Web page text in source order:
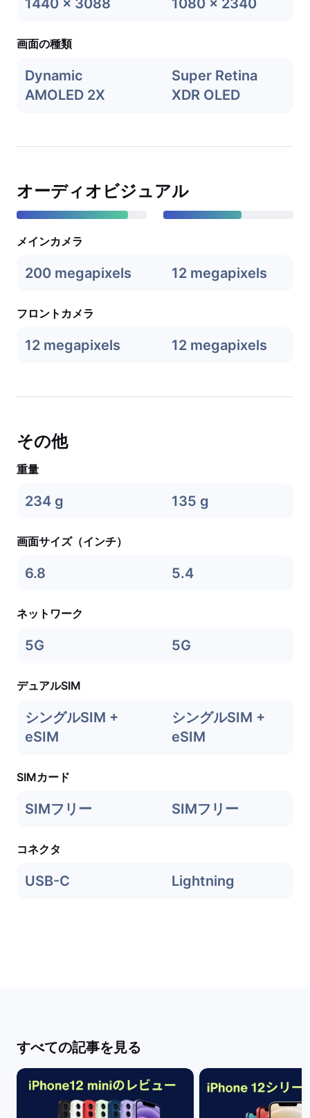
1440 x 3088 1080 x 2340
画面の種類
Dynamic
AMOLED 2X
Super Retina
XDR OLED
オーディオビジュアル
メインカメラ
200 megapixels 12 megapixels
フロントカメラ
12 megapixels 12 megapixels
その他
重量
234 g 135 g
画面サイズ（インチ）
6.8 5.4
ネットワーク
5G 5G
デュアルSIM
シングルSIM +
eSIM
シングルSIM +
eSIM
SIMカード
SIMフリー SIMフリー
コネクタ
USB-C Lightning
すべての記事を見る